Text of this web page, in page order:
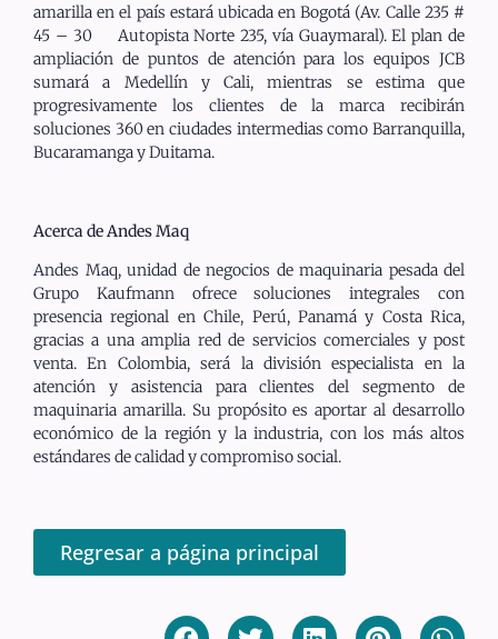
amarilla en el país estará ubicada en Bogotá (Av. Calle 235 #
45 – 30 Autopista Norte 235, vía Guaymaral). El plan de
ampliación de puntos de atención para los equipos JCB
sumará a Medellín y Cali, mientras se estima que
progresivamente los clientes de la marca recibirán
soluciones 360 en ciudades intermedias como Barranquilla,
Bucaramanga y Duitama.
Acerca de Andes Maq
Andes Maq, unidad de negocios de maquinaria pesada del
Grupo Kaufmann ofrece soluciones integrales con
presencia regional en Chile, Perú, Panamá y Costa Rica,
gracias a una amplia red de servicios comerciales y post
venta. En Colombia, será la división especialista en la
atención y asistencia para clientes del segmento de
maquinaria amarilla. Su propósito es aportar al desarrollo
económico de la región y la industria, con los más altos
estándares de calidad y compromiso social.
Regresar a página principal